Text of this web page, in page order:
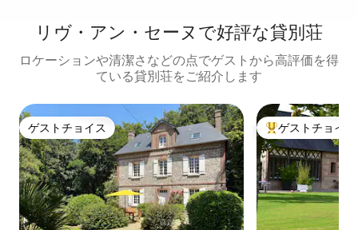
リヴ・アン・セーヌで好評な貸別荘
ロケーションや清潔さなどの点でゲストから高評価を得
ている貸別荘をご紹介します
ゲストチョイス
ゲストチョイス 大好評のゲスト
ゲストチョイス